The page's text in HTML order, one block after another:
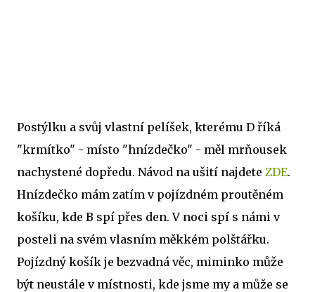
Postýlku a svůj vlastní pelíšek, kterému D říká
"krmítko" - místo "hnízdečko" - měl mrňousek
nachystené dopředu. Návod na ušití najdete ZDE.
Hnízdečko mám zatím v pojízdném proutěném
košíku, kde B spí přes den. V noci spí s námi v
posteli na svém vlasním měkkém polštářku.
Pojízdný košík je bezvadná věc, miminko může
být neustále v místnosti, kde jsme my a může se